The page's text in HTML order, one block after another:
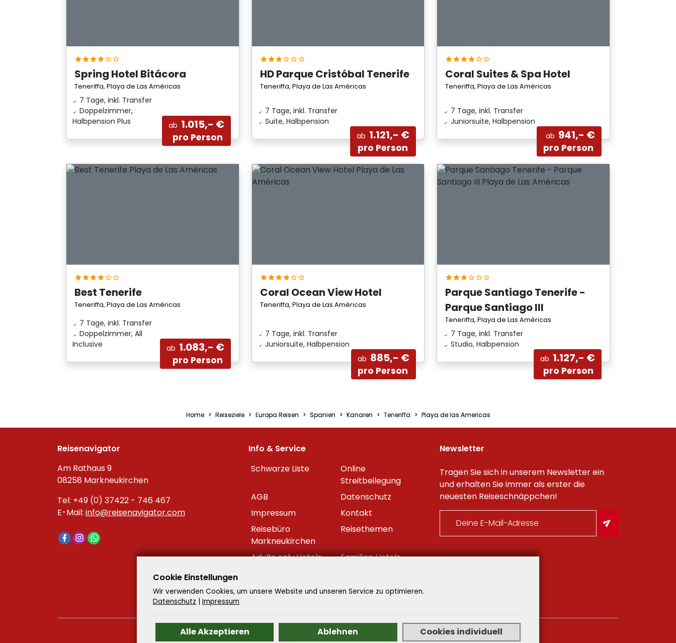
Spring Hotel Bitácora
Teneriffa, Playa de Las Américas
7 Tage, inkl. Transfer
Doppelzimmer,
Halbpension Plus
ab 1.015,- €
pro Person
HD Parque Cristóbal Tenerife
Teneriffa, Playa de Las Américas
7 Tage, inkl. Transfer
Suite, Halbpension
ab 1.121,- €
pro Person
Coral Suites & Spa Hotel
Teneriffa, Playa de Las Américas
7 Tage, inkl. Transfer
Juniorsuite, Halbpension
ab 941,- €
pro Person
Best Tenerife
Teneriffa, Playa de Las Américas
7 Tage, inkl. Transfer
Doppelzimmer, All
Inclusive
ab 1.083,- €
pro Person
Coral Ocean View Hotel
Teneriffa, Playa de Las Américas
7 Tage, inkl. Transfer
Juniorsuite, Halbpension
ab 885,- €
pro Person
Parque Santiago Tenerife -
Parque Santiago III
Teneriffa, Playa de Las Américas
7 Tage, inkl. Transfer
Studio, Halbpension
ab 1.127,- €
pro Person
Home Reiseziele Europa Reisen Spanien Kanaren Teneriffa Playa de las Americas
Reisenavigator
Am Rathaus 9
08258 Markneukirchen
Tel: +49 (0) 37422 - 746 467
E-Mail: info@reisenavigator.com
Info & Service
Schwarze Liste
Online
Streitbeilegung
AGB
Datenschutz
Impressum
Kontakt
Reisebüro
Markneukirchen
Reisethemen
Adults only Hotels
Familien Hotels
Datenschutzeinstellungen
Newsletter
Tragen Sie sich in unserem Newsletter ein
und erhalten Sie immer als erster die
neuesten Reiseschnäppchen!
Cookie Einstellungen
Wir verwenden Cookies, um unsere Website und unseren Service zu optimieren.
Datenschutz | Impressum
Alle Akzeptieren Ablehnen Cookies individuell